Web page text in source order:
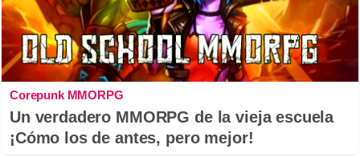
Corepunk MMORPG
Un verdadero MMORPG de la vieja escuela
¡Cómo los de antes, pero mejor!